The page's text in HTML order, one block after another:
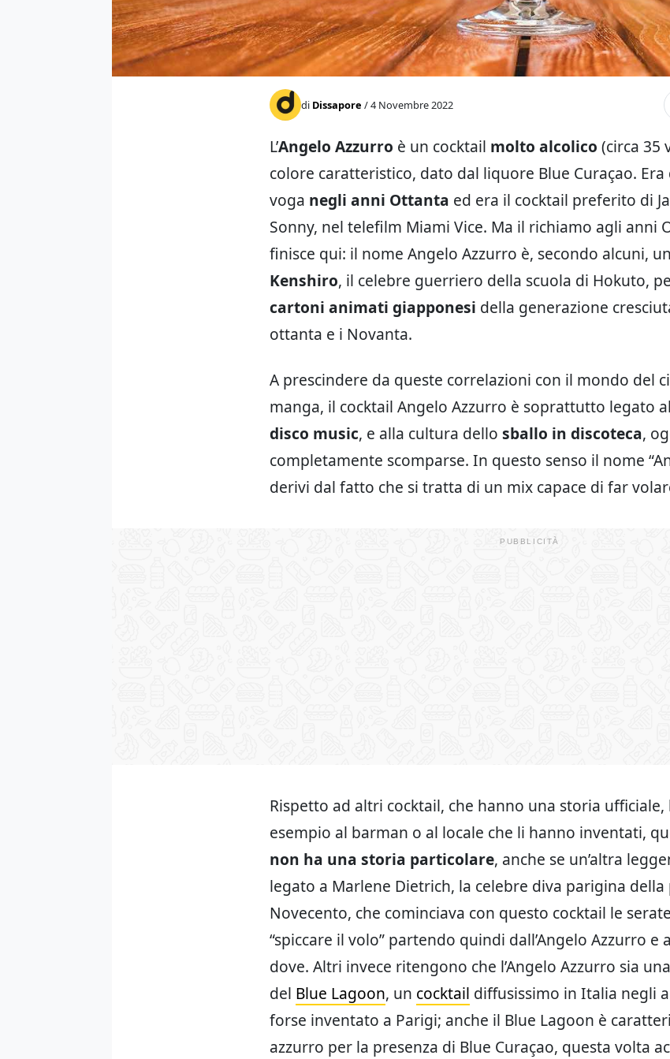
di Dissapore / 4 Novembre 2022
L’Angelo Azzurro è un cocktail molto alcolico (circa 35
colore caratteristico, dato dal liquore Blue Curaçao.
voga negli anni Ottanta ed era il cocktail preferito di
Sonny, nel telefilm Miami Vice. Ma il richiamo agli anni
finisce qui: il nome Angelo Azzurro è, secondo alcuni,
Kenshiro, il celebre guerriero della scuola di Hokuto,
cartoni animati giapponesi della generazione
ottanta e i Novanta.
A prescindere da queste correlazioni con il mondo del
manga, il cocktail Angelo Azzurro è soprattutto legato
disco music, e alla cultura dello sballo in discoteca,
completamente scomparse. In questo senso il nome
derivi dal fatto che si tratta di un mix capace di far
Rispetto ad altri cocktail, che hanno una storia ufficiale,
esempio al barman o al locale che li hanno inventati,
non ha una storia particolare, anche se un’altra
legato a Marlene Dietrich, la celebre diva parigina
Novecento, che cominciava con questo cocktail le
“spiccare il volo” partendo quindi dall’Angelo Azzurro e
dove. Altri invece ritengono che l’Angelo Azzurro sia
del Blue Lagoon, un cocktail diffusissimo in Italia negli
forse inventato a Parigi; anche il Blue Lagoon è
azzurro per la presenza di Blue Curaçao, questa volta